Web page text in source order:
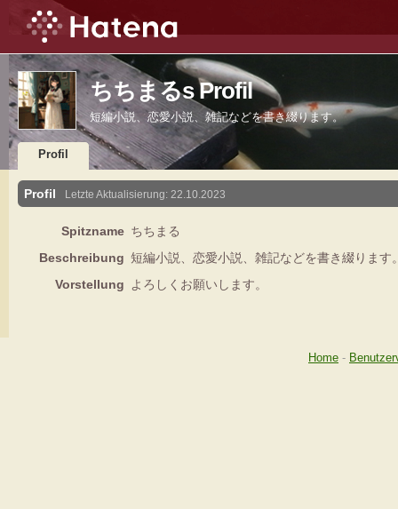
ちちまるs Profil
短編小説、恋愛小説、雑記などを書き綴ります。
Profil
Profil Letzte Aktualisierung: 22.10.2023
Spitzname ちちまる
Beschreibung 短編小説、恋愛小説、雑記などを書き綴ります
Vorstellung よろしくお願いします。
Home -